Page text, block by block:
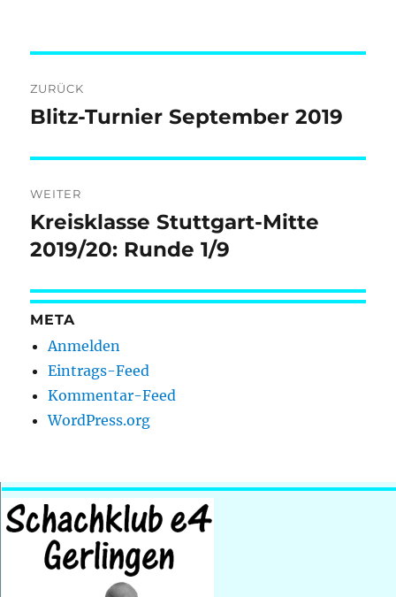
ZURÜCK
Vorheriger
Blitz-Turnier September 2019
WEITER
Nächster
Beitrag:
Kreisklasse Stuttgart-Mitte
2019/20: Runde 1/9
META
Anmelden
Eintrags-Feed
Kommentar-Feed
WordPress.org